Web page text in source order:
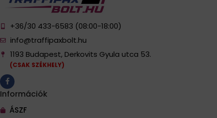
+36/30 433-6583 (08:00-18:00)
info@traffipaxbolt.hu
1193 Budapest, Derkovits Gyula utca 53.
(CSAK SZÉKHELY)
Információk
ÁSZF